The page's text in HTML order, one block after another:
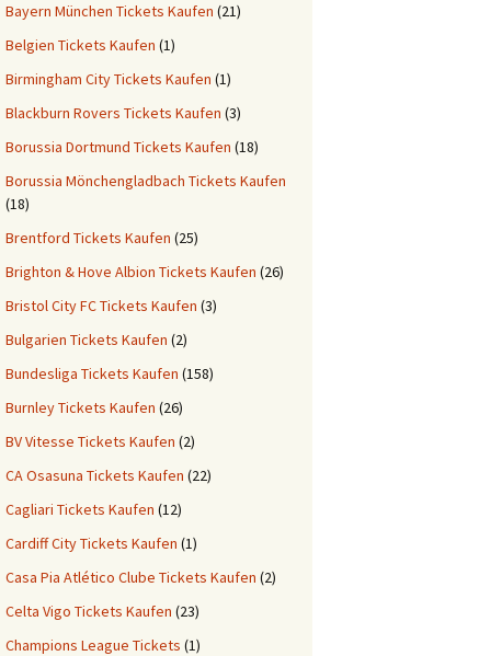
Bayern München Tickets Kaufen (21)
Belgien Tickets Kaufen (1)
Birmingham City Tickets Kaufen (1)
Blackburn Rovers Tickets Kaufen (3)
Borussia Dortmund Tickets Kaufen (18)
Borussia Mönchengladbach Tickets Kaufen
(18)
Brentford Tickets Kaufen (25)
Brighton & Hove Albion Tickets Kaufen (26)
Bristol City FC Tickets Kaufen (3)
Bulgarien Tickets Kaufen (2)
Bundesliga Tickets Kaufen (158)
Burnley Tickets Kaufen (26)
BV Vitesse Tickets Kaufen (2)
CA Osasuna Tickets Kaufen (22)
Cagliari Tickets Kaufen (12)
Cardiff City Tickets Kaufen (1)
Casa Pia Atlético Clube Tickets Kaufen (2)
Celta Vigo Tickets Kaufen (23)
Champions League Tickets (1)